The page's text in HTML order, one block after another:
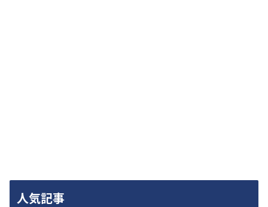
人気記事